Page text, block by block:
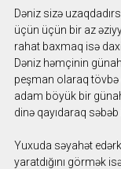
Dəniz sizə
üçün üçün bir az
rahat baxmaq isə
Dəniz həmçinin
peşman olaraq tövbə
adam böyük bir
dinə qayıdaraq
Yuxuda səyahət
yaratdığını görmək